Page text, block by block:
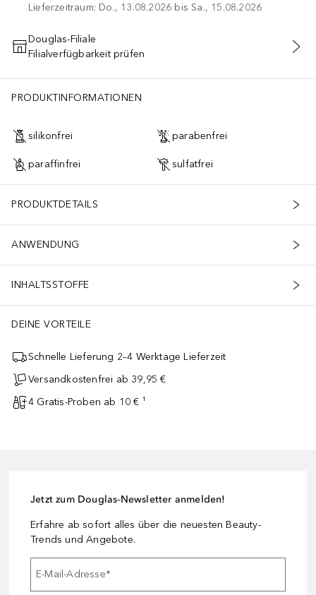
Lieferzeitraum: Do., 13.08.2026 bis Sa., 15.08.2026
IN DEN WARENKORB
Douglas-Filiale
Filialverfügbarkeit prüfen
PRODUKTINFORMATIONEN
silikonfrei parabenfrei
paraffinfrei sulfatfrei
PRODUKTDETAILS
ANWENDUNG
INHALTSSTOFFE
DEINE VORTEILE
Schnelle Lieferung 2–4 Werktage Lieferzeit
Versandkostenfrei ab 39,95 €
4 Gratis-Proben ab 10 € ¹
Jetzt zum Douglas-Newsletter anmelden!
Erfahre ab sofort alles über die neuesten Beauty-
Trends und Angebote.
E-Mail-Adresse*